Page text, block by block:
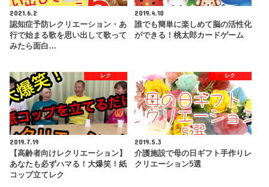
2021.6.2
認知症予防レクリエーション・あ
行で始まる歌を思い出して歌って
みたら面白…
2019.4.10
誰でも簡単に楽しめて脳の活性化
ができる！桃太郎カードゲーム
レク
2019.7.19
【高齢者向けレクリエーション】
あなたも必ずハマる！大爆笑！紙
コップ立てレク
レク
2019.5.3
介護施設で母の日ギフト手作りレ
クリエーション5選